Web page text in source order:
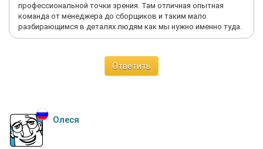
профессиональной точки зрения. Там отличная опытная
команда от менеджера до сборщиков и таким мало
разбирающимся в деталях людям как мы нужно именно туда.
Ответить
Олеся